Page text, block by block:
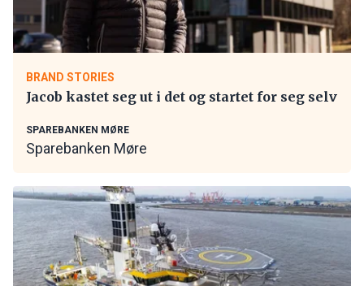
BRAND STORIES
Jacob kastet seg ut i det og startet for seg selv
SPAREBANKEN MØRE
Sparebanken Møre